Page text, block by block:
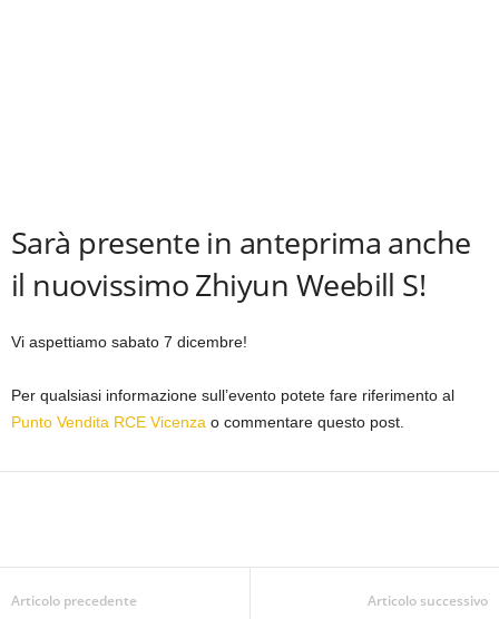
Sarà presente in anteprima anche
il nuovissimo Zhiyun Weebill S!
Vi aspettiamo sabato 7 dicembre!
Per qualsiasi informazione sull’evento potete fare riferimento al
Punto Vendita RCE Vicenza o commentare questo post.
Articolo precedente Articolo successivo